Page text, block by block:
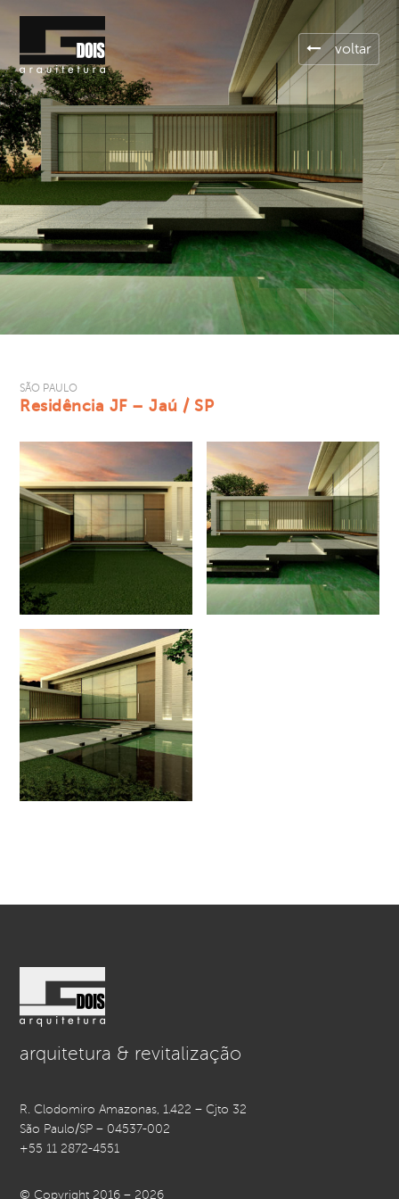
voltar
SÃO PAULO
Residência JF – Jaú / SP
arquitetura & revitalização
R. Clodomiro Amazonas, 1.422 – Cjto 32
São Paulo/SP – 04537-002
+55 11 2872-4551
© Copyright 2016 – 2026